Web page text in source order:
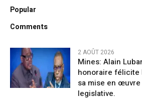
Popular
Comments
2 AOÛT 2026
Mines: Alain
honoraire félicite
sa mise en
legislative.